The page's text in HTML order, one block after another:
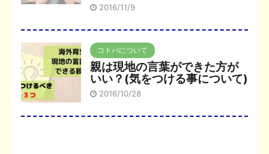
2016/11/9
コトバについて
親は現地の言葉ができた方が
いい？(気をつける事について)
2016/10/28